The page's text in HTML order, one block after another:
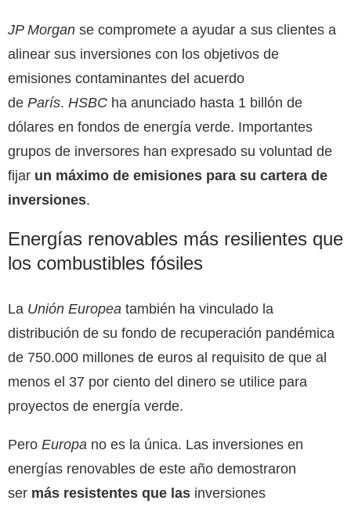
JP Morgan se compromete a ayudar a sus clientes a
alinear sus inversiones con los objetivos de
emisiones contaminantes del acuerdo
de París. HSBC ha anunciado hasta 1 billón de
dólares en fondos de energía verde. Importantes
grupos de inversores han expresado su voluntad de
fijar un máximo de emisiones para su cartera de
inversiones.
Energías renovables más resilientes que
los combustibles fósiles
La Unión Europea también ha vinculado la
distribución de su fondo de recuperación pandémica
de 750.000 millones de euros al requisito de que al
menos el 37 por ciento del dinero se utilice para
proyectos de energía verde.
Pero Europa no es la única. Las inversiones en
energías renovables de este año demostraron
ser más resistentes que las inversiones